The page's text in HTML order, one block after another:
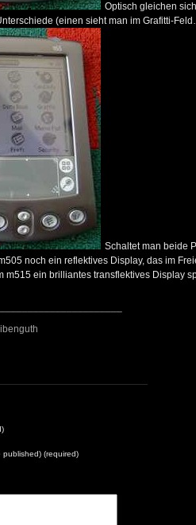
Optisch gleichen
(einen sieht man im Grafitti-
Schaltet man beide
noch ein reflektives Display, das im
ein brilliantes transflektives Display
published) (required)